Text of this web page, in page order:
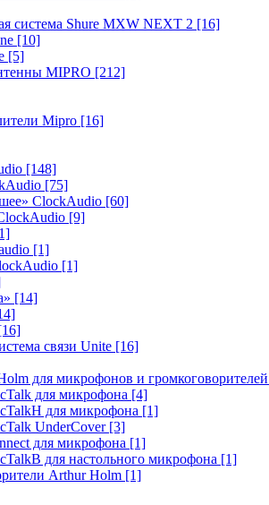
система Shure MXW NEXT 2 [16]
[10]
[5]
MIPRO [212]
Mipro [16]
[148]
[75]
ClockAudio [60]
[9]
[1]
[1]
[14]
связи Unite [16]
для микрофонов и громкоговорителей
для микрофона [4]
для микрофона [1]
UnderCover [3]
для микрофона [1]
для настольного микрофона [1]
Arthur Holm [1]